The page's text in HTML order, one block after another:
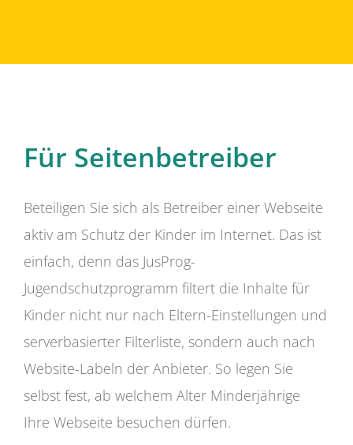
Für Seitenbetreiber
Beteiligen Sie sich als Betreiber einer Webseite
aktiv am Schutz der Kinder im Internet. Das ist
einfach, denn das JusProg-
Jugendschutzprogramm filtert die Inhalte für
Kinder nicht nur nach Eltern-Einstellungen und
serverbasierter Filterliste, sondern auch nach
Website-Labeln der Anbieter. So legen Sie
selbst fest, ab welchem Alter Minderjährige
Ihre Webseite besuchen dürfen.